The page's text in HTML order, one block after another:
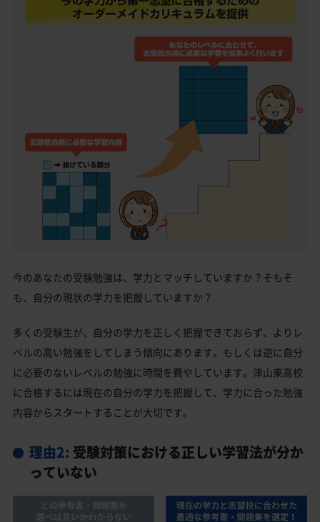
今のあなたの受験勉強は、学力とマッチしていますか？そもそ
も、自分の現状の学力を把握していますか？
多くの受験生が、自分の学力を正しく把握できておらず、よりレ
ベルの高い勉強をしてしまう傾向にあります。もしくは逆に自分
に必要のないレベルの勉強に時間を費やしています。津山東高校
に合格するには現在の自分の学力を把握して、学力に合った勉強
内容からスタートすることが大切です。
理由2: 受験対策における正しい学習法が分か
っていない